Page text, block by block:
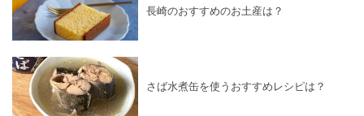
長崎のおすすめのお土産は？
さば水煮缶を使うおすすめレシピは？